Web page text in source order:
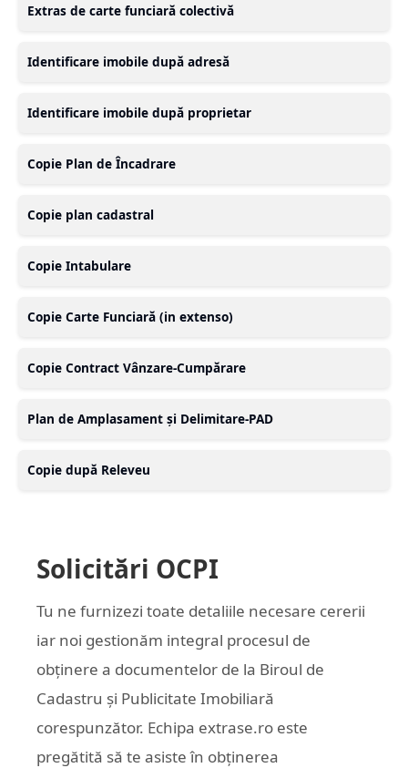
Extras de carte funciară colectivă
Identificare imobile după adresă
Identificare imobile după proprietar
Copie Plan de Încadrare
Copie plan cadastral
Copie Intabulare
Copie Carte Funciară (in extenso)
Copie Contract Vânzare-Cumpărare
Plan de Amplasament și Delimitare-PAD
Copie după Releveu
Solicitări OCPI
Tu ne furnizezi toate detaliile necesare cererii
iar noi gestionăm integral procesul de
obținere a documentelor de la Biroul de
Cadastru și Publicitate Imobiliară
corespunzător. Echipa extrase.ro este
pregătită să te asiste în obținerea